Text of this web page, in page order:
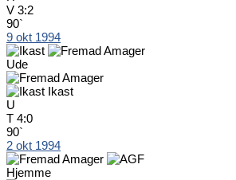
V 3:2
90`
9 okt 1994
Ude
Ikast
U
T 4:0
90`
2 okt 1994
Hjemme